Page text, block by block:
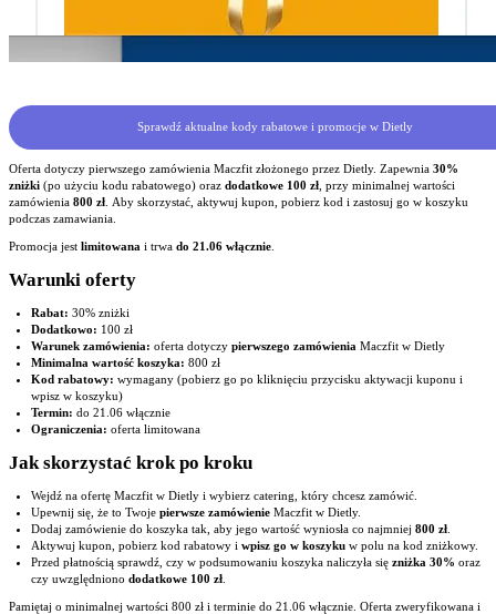
Sprawdź aktualne kody rabatowe i promocje w Dietly
Oferta dotyczy pierwszego zamówienia Maczfit złożonego przez Dietly. Zapewnia 30%
zniżki (po użyciu kodu rabatowego) oraz dodatkowe 100 zł , przy minimalnej wartości
zamówienia 800 zł . Aby skorzystać, aktywuj kupon, pobierz kod i zastosuj go w koszyku
podczas zamawiania.
Promocja jest limitowana i trwa do 21.06 włącznie
Warunki oferty
Rabat: 30% zniżki
Dodatkowo: 100 zł
Warunek zamówienia: oferta dotyczy pierwszego zamówienia Maczfit w Dietly
Minimalna wartość koszyka: 800 zł
Kod rabatowy: wymagany (pobierz go po kliknięciu przycisku aktywacji kuponu i
wpisz w koszyku)
Termin: do 21.06 włącznie
Ograniczenia: oferta limitowana
Jak skorzystać krok po kroku
Wejdź na ofertę Maczfit w Dietly i wybierz catering, który chcesz zamówić.
Upewnij się, że to Twoje pierwsze zamówienie Maczfit w Dietly.
Dodaj zamówienie do koszyka tak, aby jego wartość wyniosła co najmniej 800 zł
Aktywuj kupon, pobierz kod rabatowy i wpisz go w koszyku w polu na kod zniżkowy.
Przed płatnością sprawdź, czy w podsumowaniu koszyka naliczyła się zniżka 30% oraz
czy uwzględniono dodatkowe 100 zł
Pamiętaj o minimalnej wartości 800 zł i terminie do 21.06 włącznie. Oferta zweryfikowana i